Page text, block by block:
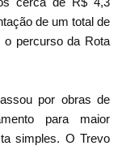
de um total de
o percurso da Rota
por obras de
para maior
simples. O Trevo